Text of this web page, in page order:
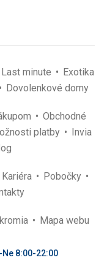
Last minute
Exotika
Dovolenkové domy
Obchodné
platby
Invia
Kariéra
Pobočky
Mapa webu
8:00-22:00